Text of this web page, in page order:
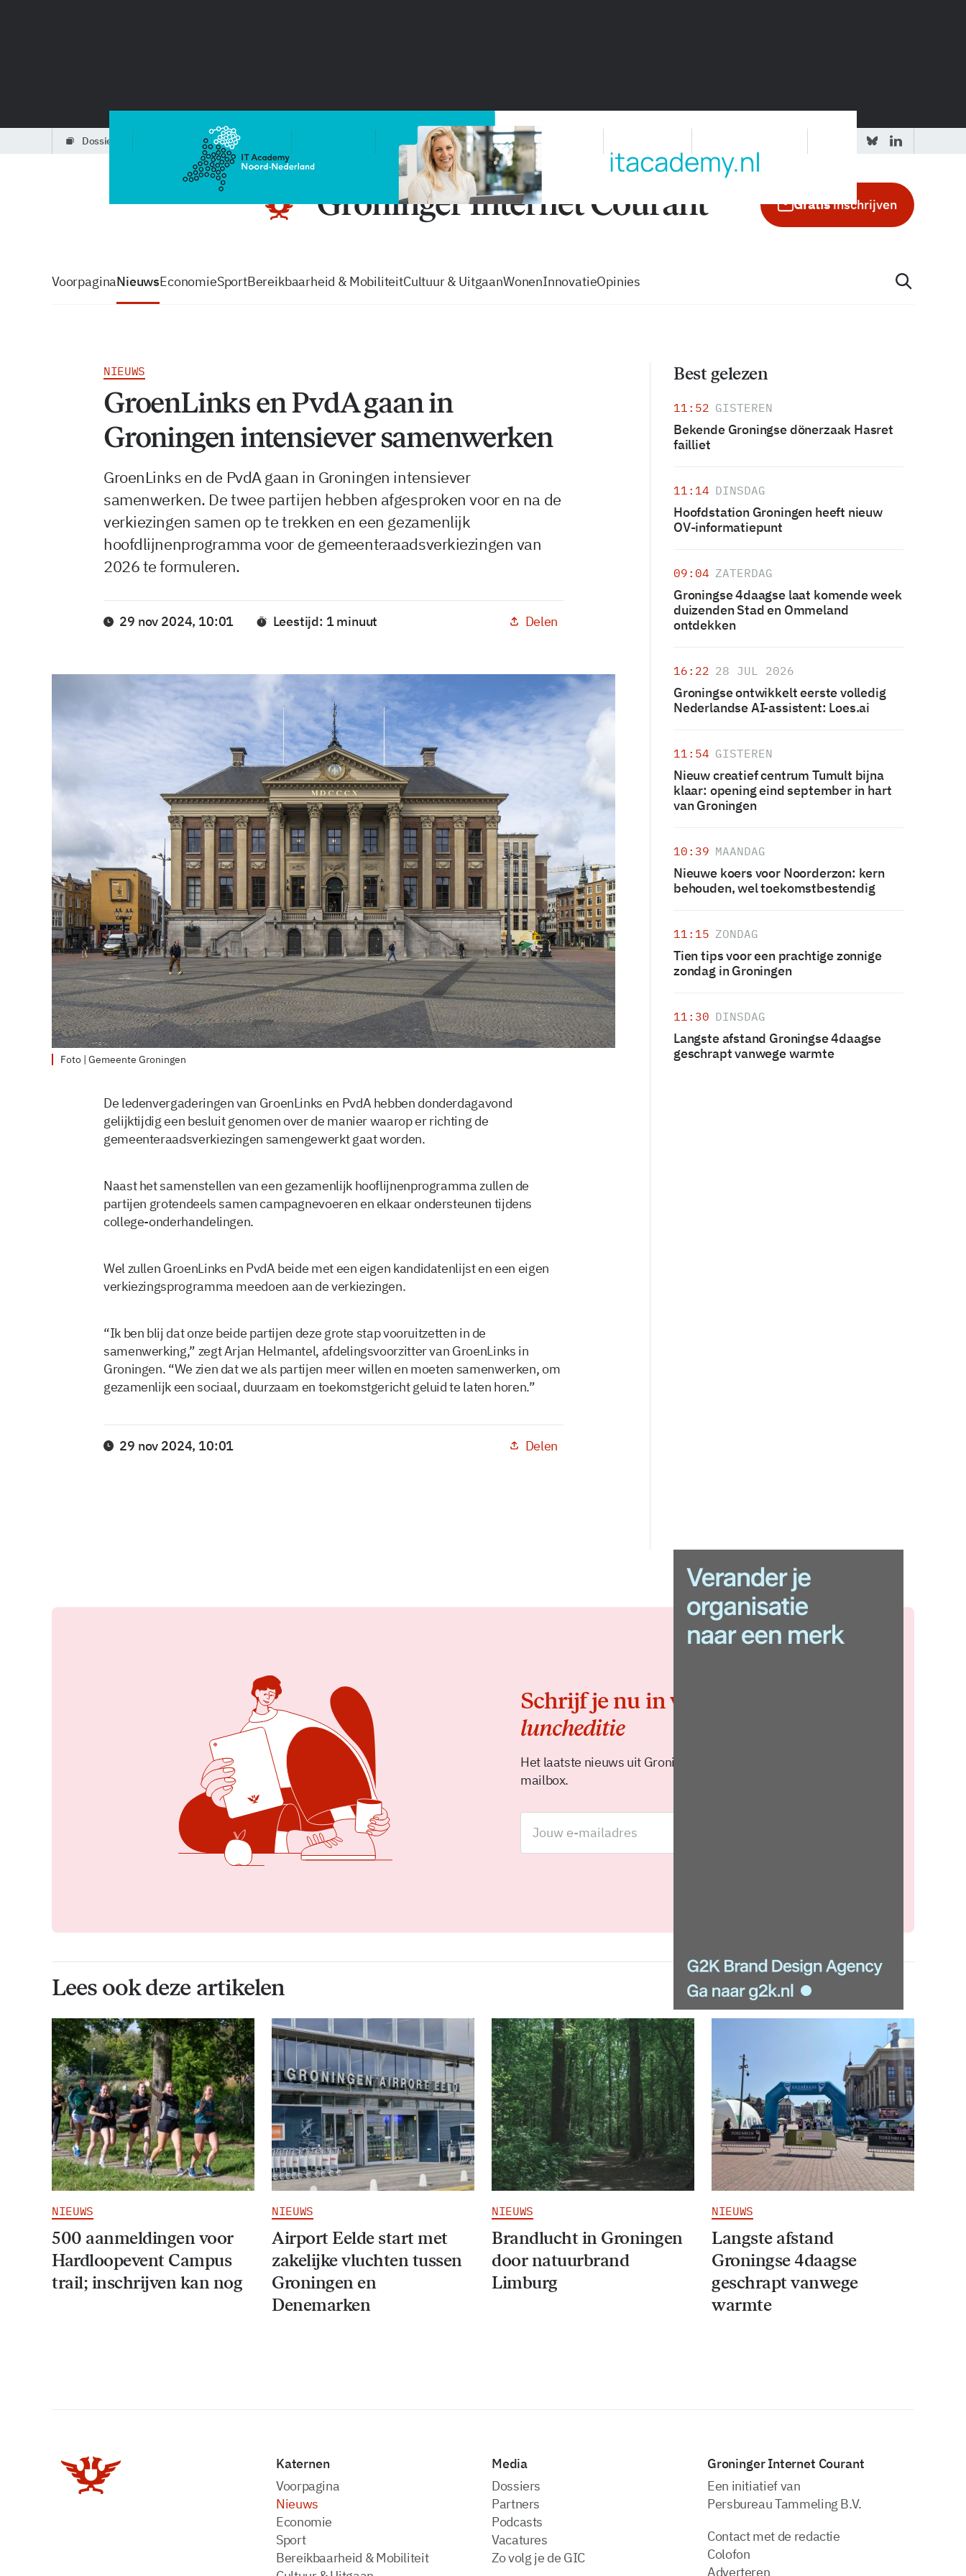
dossiers zo volg je de GIC
Gratisinschrijven
VoorpaginaNieuwsEconomieSportBereikbaarheid & MobiliteitCultuur & UitgaanWonenInnovatieOpinies
NIEUWS
GroenLinks en PvdA gaan in
Groningen intensiever samenwerken
GroenLinks en de PvdA gaan in Groningen intensiever
samenwerken. De twee partijen hebben afgesproken voor en na de
verkiezingen samen op te trekken en een gezamenlijk
hoofdlijnenprogramma voor de gemeenteraadsverkiezingen van
2026 te formuleren.
29 nov 2024, 10:01 Leestijd: 1 minuut Delen
Foto | Gemeente Groningen
De ledenvergaderingen van GroenLinks en PvdA hebben donderdagavond
gelijktijdig een besluit genomen over de manier waarop er richting de
gemeenteraadsverkiezingen samengewerkt gaat worden.
Naast het samenstellen van een gezamenlijk hooflijnenprogramma zullen de
partijen grotendeels samen campagnevoeren en elkaar ondersteunen tijdens
college-onderhandelingen.
Wel zullen GroenLinks en PvdA beide met een eigen kandidatenlijst en een eigen
verkiezingsprogramma meedoen aan de verkiezingen.
“Ik ben blij dat onze beide partijen deze grote stap vooruitzetten in de
samenwerking,” zegt Arjan Helmantel, afdelingsvoorzitter van GroenLinks in
Groningen. “We zien dat we als partijen meer willen en moeten samenwerken, om
gezamenlijk een sociaal, duurzaam en toekomstgericht geluid te laten horen.”
29 nov 2024, 10:01 Delen
Best gelezen
11:52 GISTEREN
Bekende Groningse dönerzaak Hasret
failliet
11:14 DINSDAG
Hoofdstation Groningen heeft nieuw
OV-informatiepunt
09:04 ZATERDAG
Groningse 4daagse laat komende week
duizenden Stad en Ommeland
ontdekken
16:22 28 JUL 2026
Groningse ontwikkelt eerste volledig
Nederlandse AI-assistent: Loes.ai
11:54 GISTEREN
Nieuw creatief centrum Tumult bijna
klaar: opening eind september in hart
van Groningen
10:39 MAANDAG
Nieuwe koers voor Noorderzon: kern
behouden, wel toekomstbestendig
11:15 ZONDAG
Tien tips voor een prachtige zonnige
zondag in Groningen
11:30 DINSDAG
Langste afstand Groningse 4daagse
geschrapt vanwege warmte
Schrijf je nu in voor de
luncheditie
Het laatste nieuws uit Groningen elke middag in je
mailbox.
Lees ook deze artikelen
NIEUWS
500 aanmeldingen voor
Hardloopevent Campus
trail; inschrijven kan nog
NIEUWS
Airport Eelde start met
zakelijke vluchten tussen
Groningen en
Denemarken
NIEUWS
Brandlucht in Groningen
door natuurbrand
Limburg
NIEUWS
Langste afstand
Groningse 4daagse
geschrapt vanwege
warmte
Katernen
Voorpagina
Nieuws
Economie
Sport
Bereikbaarheid & Mobiliteit
Media
dossiers
partners
podcasts
vacatures
zo volg je de GIC
Groninger Internet Courant
Een initiatief van
Persbureau Tammeling B.V.
Contact met de redactie
Colofon
Adverteren